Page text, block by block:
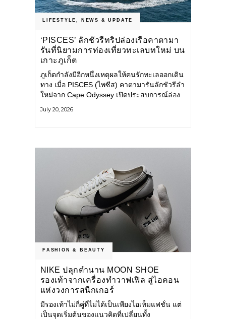
LIFESTYLE, NEWS & UPDATE
‘PISCES’ ลักชัวรีทริปล่องเรือคาตามา
รันที่นิยามการท่องเที่ยวทะเลบทใหม่ บน
เกาะภูเก็ต
ภูเก็ตกำลังมีอีกหนึ่งเหตุผลให้คนรักทะเลออกเดิน
ทาง เมื่อ PISCES (ไพซีส) คาตามารันลักชัวรีลำ
ใหม่จาก Cape Odyssey เปิดประสบการณ์ล่อง
ไป ผสานความสะดวกสบายแบบโรงแรมระดับ
July 20, 2026
FASHION & BEAUTY
NIKE ปลุกตำนาน MOON SHOE
รองเท้าจากเครื่องทำวาฟเฟิล สู่ไอคอน
แห่งวงการสนีกเกอร์
มีรองเท้าไม่กี่คู่ที่ไม่ได้เป็นเพียงไอเท็มแฟชั่น แต่
เป็นจุดเริ่มต้นของแนวคิดที่เปลี่ยนทั้ง